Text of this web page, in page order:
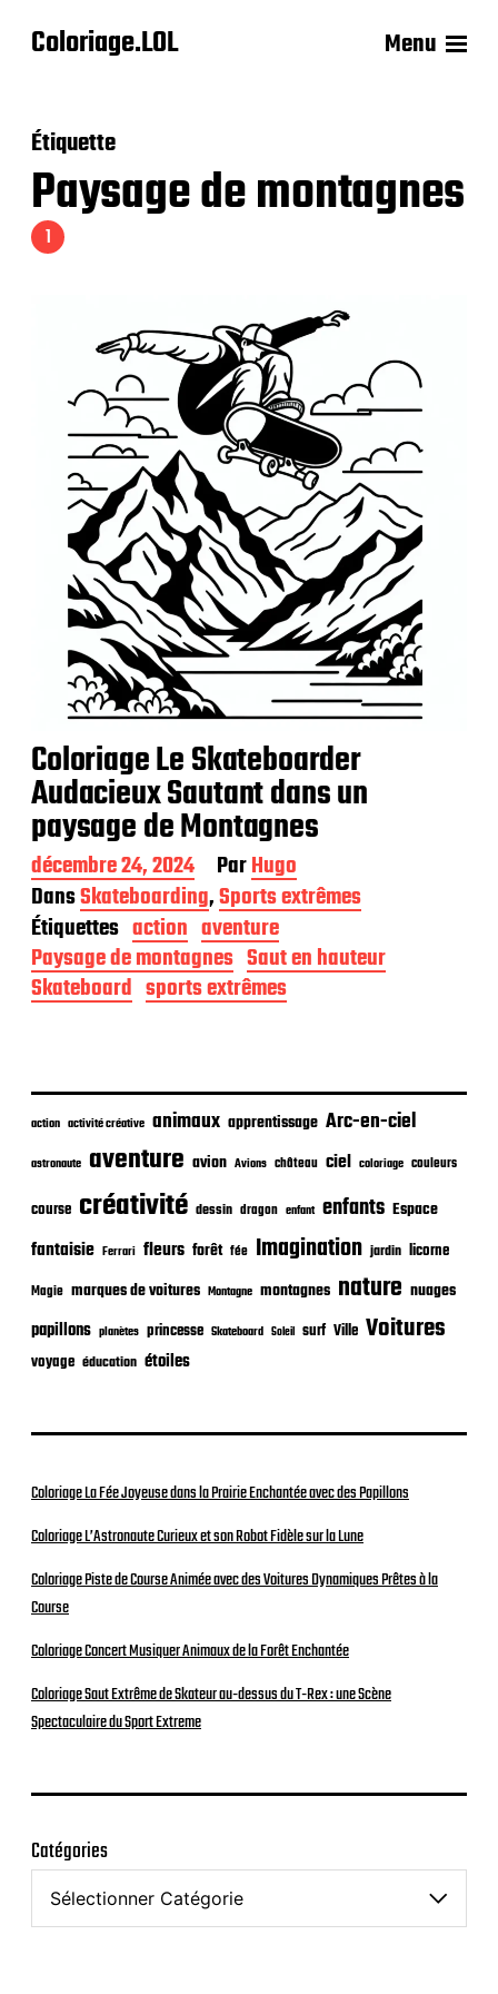
Coloriage.LOL Menu
Étiquette
Paysage de montagnes
1
Coloriage Le Skateboarder
Audacieux Sautant dans un
paysage de Montagnes
D
a
t
e
d
e
p
i
a
t
i
o
n
décembre 24, 2024 ParHugo
DansSkateboarding,Sports extrêmes
Étiquettes action aventure
Paysage de montagnes Saut en hauteur
Skateboard sports extrêmes
action activité créative animaux apprentissage Arc-en-ciel
astronaute aventure avion Avions château ciel coloriage couleurs
course créativité dessin dragon enfant enfants Espace
fantaisie Ferrari fleurs forêt fée Imagination jardin licorne
Magie marques de voitures Montagne montagnes nature nuages
papillons planètes princesse Skateboard Soleil surf Ville Voitures
voyage éducation étoiles
Coloriage La Fée Joyeuse dans la Prairie Enchantée avec des Papillons
Coloriage L’Astronaute Curieux et son Robot Fidèle sur la Lune
Coloriage Piste de Course Animée avec des Voitures Dynamiques Prêtes à la
Course
Coloriage Concert Musiquer Animaux de la Forêt Enchantée
Coloriage Saut Extrême de Skateur au-dessus du T-Rex : une Scène
Spectaculaire du Sport Extreme
Catégories